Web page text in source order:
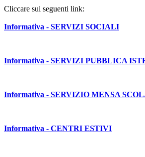
Cliccare sui seguenti link:
Informativa - SERVIZI SOCIALI
Informativa - SERVIZI PUBBLICA
Informativa - SERVIZIO MENSA
Informativa - CENTRI ESTIVI